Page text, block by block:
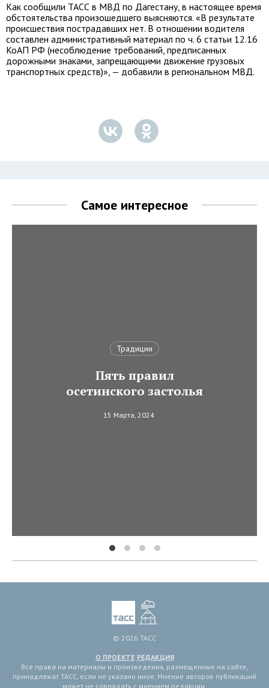
Как сообщили ТАСС в МВД по Дагестану, в настоящее время
обстоятельства произошедшего выясняются. «В результате
происшествия пострадавших нет. В отношении водителя
составлен административный материал по ч. 6 статьи 12.16
КоАП РФ (несоблюдение требований, предписанных
дорожными знаками, запрещающими движение грузовых
транспортных средств)», — добавили в региональном МВД.
Самое интересное
Традиции
Пять правил
осетинского застолья
15 Марта, 2024
© 2026 ТАСС
О ПРОЕКТЕ РЕДАКЦИЯ
Все права на материалы и произведения, размещенные на сайте,
принадлежат ТАСС, если не указано иное. Мнение авторов публикаций
может не совпадать с мнением редакции.